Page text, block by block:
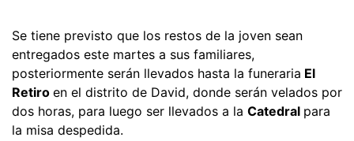
Se tiene previsto que los restos de la joven sean
entregados este martes a sus familiares,
posteriormente serán llevados hasta la funeraria El
Retiro en el distrito de David, donde serán velados por
dos horas, para luego ser llevados a la Catedral para
la misa despedida.